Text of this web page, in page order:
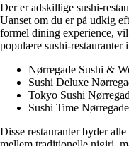
Der er adskillige sushi-
Uanset om du er på udkig
formel dining experience,
populære sushi-restauranter
Nørregade Sushi &
Sushi Deluxe
Tokyo Sushi
Sushi Time Nørregade
Disse restauranter byder